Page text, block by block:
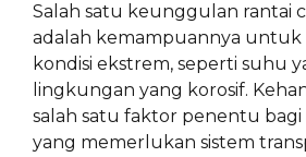
Salah satu keunggulan rantai
adalah kemampuannya untuk
kondisi ekstrem, seperti suhu
lingkungan yang korosif.
salah satu faktor penentu
yang memerlukan sistem